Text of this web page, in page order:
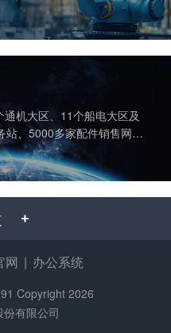
最短的服务网络。
机大区、11个船电大区及
站、5000多家配件销售网
服务代理商、460个服务网
网 | 办公系统
Copyright 2026
有限公司